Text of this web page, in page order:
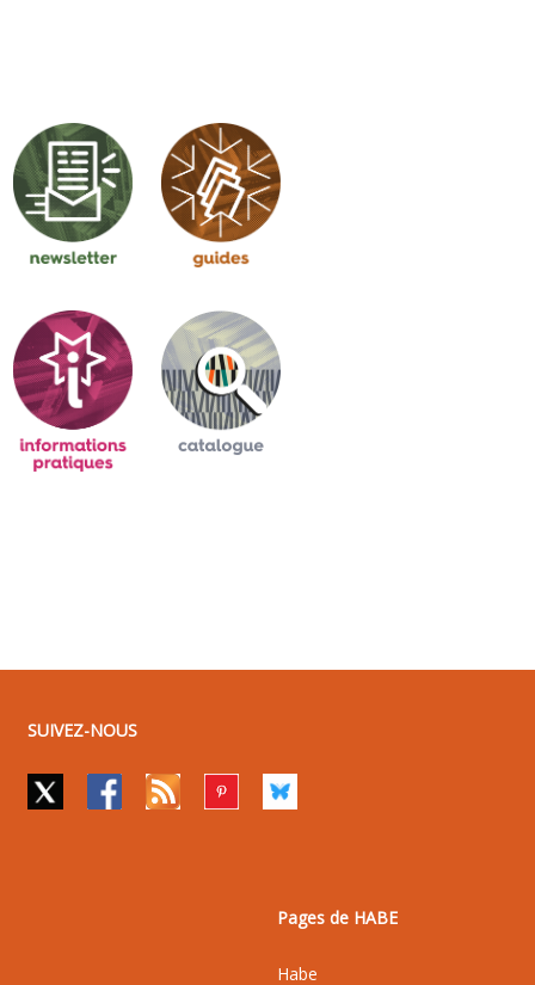
SUIVEZ-NOUS
Pages de HABE
Habe